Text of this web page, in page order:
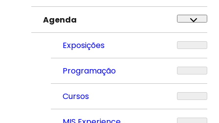
Agenda
Exposições
Programação
Cursos